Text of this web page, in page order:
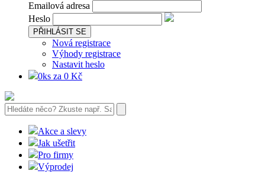
Emailová adresa
Heslo
PŘIHLÁSIT SE
Nová registrace
Výhody registrace
Nastavit heslo
0ks za 0 Kč
Akce a slevy
Jak ušetřit
Pro firmy
Výprodej